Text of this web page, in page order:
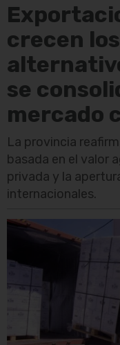
crecen
se
mercado
La provincia
basada en el valor
privada y la
internacionales.